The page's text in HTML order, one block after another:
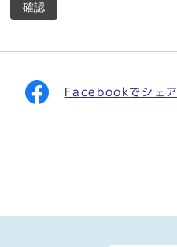
確認
Facebookでシェア